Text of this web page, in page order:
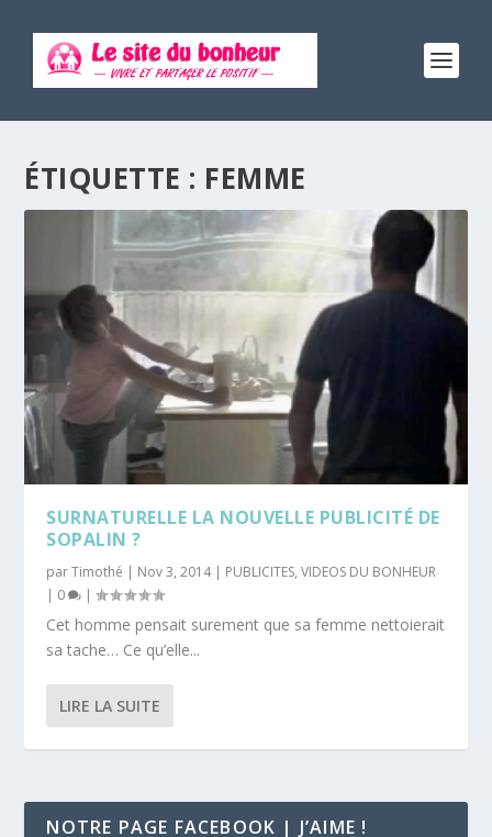
ÉTIQUETTE : FEMME
SURNATURELLE LA NOUVELLE PUBLICITÉ DE
SOPALIN ?
parTimothé | Nov 3, 2014| PUBLICITES,VIDEOS DU BONHEUR
| 0 |
Cet homme pensait surement que sa femme nettoierait
sa tache… Ce qu’elle...
LIRE LA SUITE
NOTRE PAGE FACEBOOK | J’AIME !